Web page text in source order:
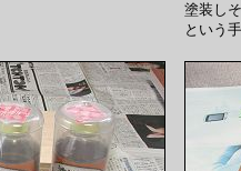
塗装し
という